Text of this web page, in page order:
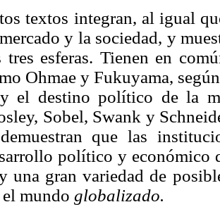
textos integran, al igual
y la sociedad, y
tres esferas. Tienen en
Ohmae y Fukuyama,
el destino político de la
Sobel, Swank y
que las
político y económico
una gran variedad de
el mundo globalizado.